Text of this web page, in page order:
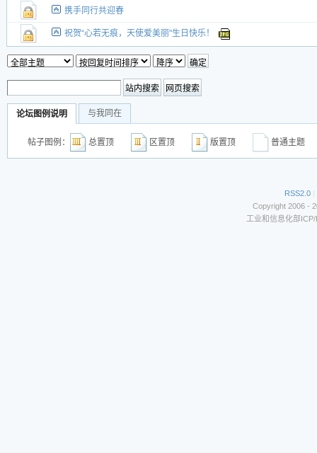
携手同行共迎春
祝贺“心若无痕，天使爱美丽"生日快乐！
论坛图例说明 与我同在
帖子图例： 总置顶 区置顶 版置顶 普通主
RSS2.0 |
Copyright 2006 -
工业和信息化部